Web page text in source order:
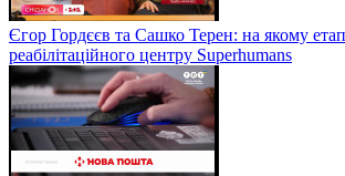
Єгор Гордєєв та Сашко Терен: на якому
реабілітаційного центру Superhumans